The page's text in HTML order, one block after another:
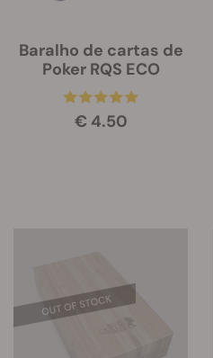
Baralho de cartas de
Poker RQS ECO
€ 4.50